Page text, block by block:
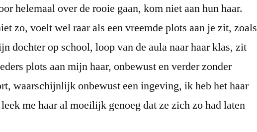
helemaal over de rooie gaan, kom niet aan hun haar.
zo, voelt wel raar als een vreemde plots aan je zit, zoals
dochter op school, loop van de aula naar haar klas, zit
plots aan mijn haar, onbewust en verder zonder
waarschijnlijk onbewust een ingeving, ik heb het haar
me haar al moeilijk genoeg dat ze zich zo had laten